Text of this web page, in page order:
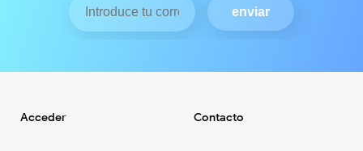
Acceder Contacto